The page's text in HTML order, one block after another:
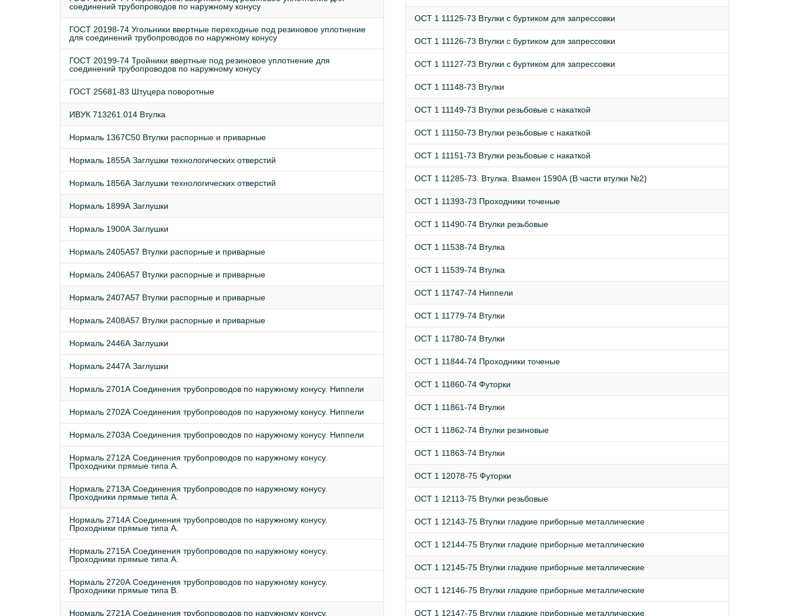
соединений трубопроводов по наружному конусу
ГОСТ 20198-74 Угольники ввертные переходные под резиновое уплотнение
для соединений трубопроводов по наружному конусу
ГОСТ 20199-74 Тройники ввертные под резиновое уплотнение для
соединений трубопроводов по наружному конусу
ГОСТ 25681-83 Штуцера поворотные
ИВУК 713261.014 Втулка
Нормаль 1367C50 Втулки распорные и приварные
Нормаль 1855А Заглушки технологических отверстий
Нормаль 1856А Заглушки технологических отверстий
Нормаль 1899А Заглушки
Нормаль 1900А Заглушки
Нормаль 2405А57 Втулки распорные и приварные
Нормаль 2406А57 Втулки распорные и приварные
Нормаль 2407А57 Втулки распорные и приварные
Нормаль 2408А57 Втулки распорные и приварные
Нормаль 2446А Заглушки
Нормаль 2447А Заглушки
Нормаль 2701А Соединения трубопроводов по наружному конусу. Ниппели
Нормаль 2702А Соединения трубопроводов по наружному конусу. Ниппели
Нормаль 2703А Соединения трубопроводов по наружному конусу. Ниппели
Нормаль 2712А Соединения трубопроводов по наружному конусу.
Проходники прямые типа А.
Нормаль 2713А Соединения трубопроводов по наружному конусу.
Проходники прямые типа А.
Нормаль 2714А Соединения трубопроводов по наружному конусу.
Проходники прямые типа А.
Нормаль 2715А Соединения трубопроводов по наружному конусу.
Проходники прямые типа А.
Нормаль 2720А Соединения трубопроводов по наружному конусу.
Проходники прямые типа В.
Нормаль 2721А Соединения трубопроводов по наружному конусу.
ОСТ 1 11125-73 Втулки с буртиком для запрессовки
ОСТ 1 11126-73 Втулки с буртиком для запрессовки
ОСТ 1 11127-73 Втулки с буртиком для запрессовки
ОСТ 1 11148-73 Втулки
ОСТ 1 11149-73 Втулки резьбовые с накаткой
ОСТ 1 11150-73 Втулки резьбовые с накаткой
ОСТ 1 11151-73 Втулки резьбовые с накаткой
ОСТ 1 11285-73. Втулка. Взамен 1590А (В части втулки №2)
ОСТ 1 11393-73 Проходники точеные
ОСТ 1 11490-74 Втулки резьбовые
ОСТ 1 11538-74 Втулка
ОСТ 1 11539-74 Втулка
ОСТ 1 11747-74 Ниппели
ОСТ 1 11779-74 Втулки
ОСТ 1 11780-74 Втулки
ОСТ 1 11844-74 Проходники точеные
ОСТ 1 11860-74 Футорки
ОСТ 1 11861-74 Втулки
ОСТ 1 11862-74 Втулки резиновые
ОСТ 1 11863-74 Втулки
ОСТ 1 12078-75 Футорки
ОСТ 1 12113-75 Втулки резьбовые
ОСТ 1 12143-75 Втулки гладкие приборные металлические
ОСТ 1 12144-75 Втулки гладкие приборные металлические
ОСТ 1 12145-75 Втулки гладкие приборные металлические
ОСТ 1 12146-75 Втулки гладкие приборные металлические
ОСТ 1 12147-75 Втулки гладкие приборные металлические